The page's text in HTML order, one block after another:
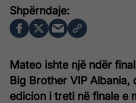
Mateo ishte një ndër
Big Brother VIP
edicion i treti në finale e